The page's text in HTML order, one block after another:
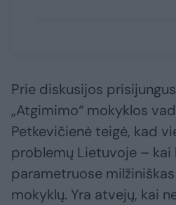
Prie diskusijos
„Atgimimo“ mokyklos
Petkevičienė teigė, kad
problemų Lietuvoje – kai
parametruose
mokyklų. Yra atvejų, kai